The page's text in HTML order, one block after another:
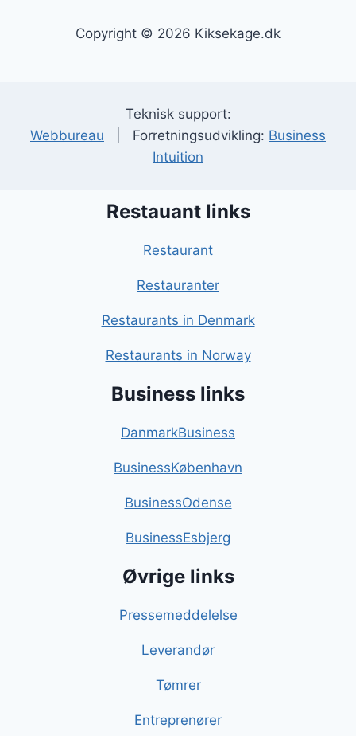
Copyright © 2026 Kiksekage.dk
Teknisk support:
Webbureau | Forretningsudvikling: Business
Intuition
Restauant links
Restaurant
Restauranter
Restaurants in Denmark
Restaurants in Norway
Business links
DanmarkBusiness
BusinessKøbenhavn
BusinessOdense
BusinessEsbjerg
Øvrige links
Pressemeddelelse
Leverandør
Tømrer
Entreprenører